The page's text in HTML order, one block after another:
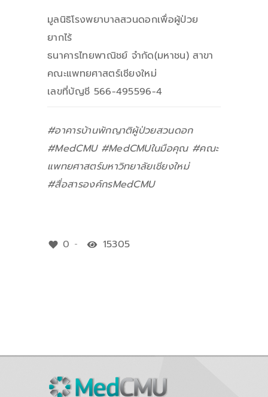
มูลนิธิโรงพยาบาลสวนดอกเพื่อผู้ป่วย
ยากไร้
ธนาคารไทยพาณิชย์ จำกัด(มหาชน) สาขา
คณะแพทยศาสตร์เชียงใหม่
เลขที่บัญชี 566-495596-4
#อาคารบ้านพักญาติผู้ป่วยสวนดอก
#MedCMU #MedCMUในมือคุณ #คณะ
แพทยศาสตร์มหาวิทยาลัยเชียงใหม่
#สื่อสารองค์กรMedCMU
0 15305